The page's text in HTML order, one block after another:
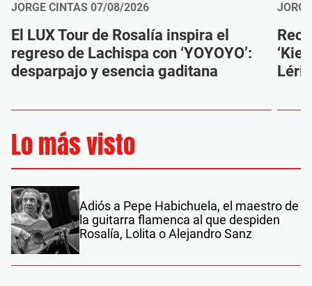
JORGE CINTAS 07/08/2026
El LUX Tour de Rosalía inspira el
regreso de Lachispa con ‘YOYOYO’:
desparpajo y esencia gaditana
Lo más visto
Adiós a Pepe Habichuela, el maestro de
la guitarra flamenca al que despiden
Rosalía, Lolita o Alejandro Sanz